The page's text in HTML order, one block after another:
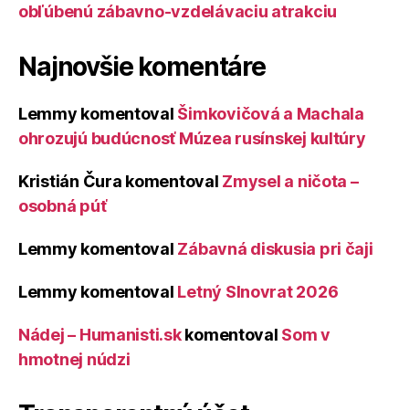
obľúbenú zábavno-vzdelávaciu atrakciu
Najnovšie komentáre
Lemmy komentoval Šimkovičová a Machala
ohrozujú budúcnosť Múzea rusínskej kultúry
Kristián Čura komentoval Zmysel a ničota –
osobná púť
Lemmy komentoval Zábavná diskusia pri čaji
Lemmy komentoval Letný Slnovrat 2026
Nádej – Humanisti.skkomentoval Som v
hmotnej núdzi